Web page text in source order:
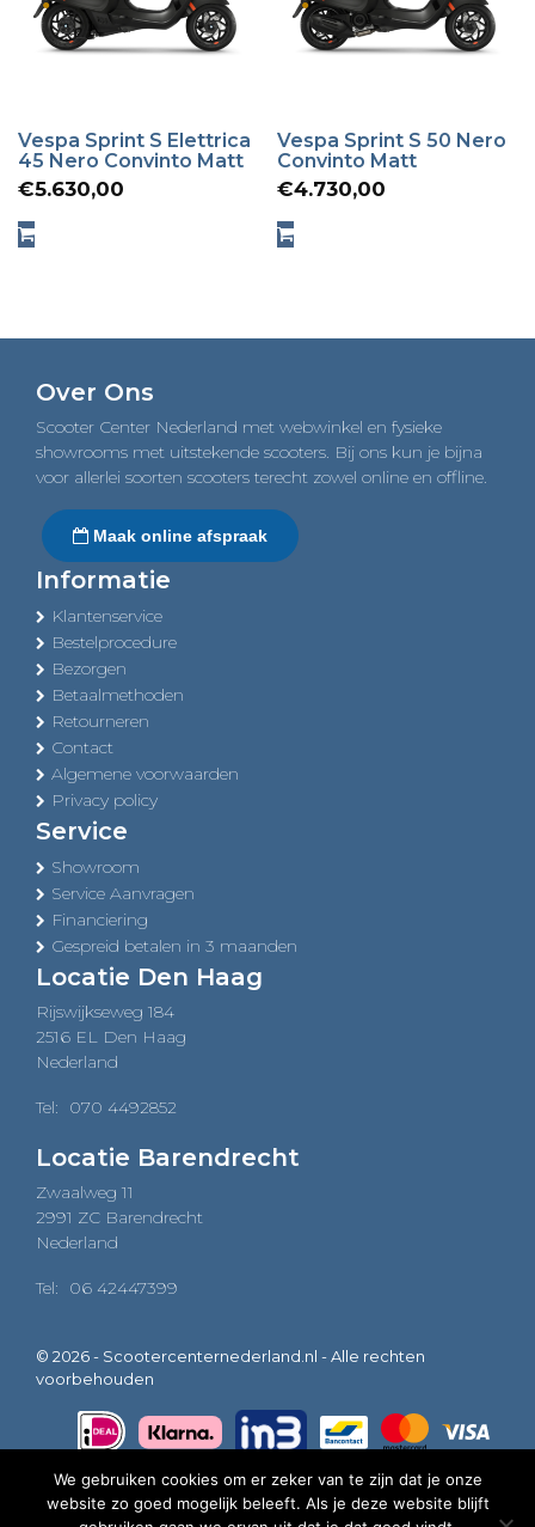
Vespa Sprint S Elettrica
45 Nero Convinto Matt
€5.630,00
Vespa Sprint S 50 Nero
Convinto Matt
€4.730,00
Over Ons
Scooter Center Nederland met webwinkel en fysieke
showrooms met uitstekende scooters. Bij ons kun je bijna
voor allerlei soorten scooters terecht zowel online en offline.
Maak online afspraak
Informatie
Klantenservice
Bestelprocedure
Bezorgen
Betaalmethoden
Retourneren
Contact
Algemene voorwaarden
Privacy policy
Service
Showroom
Service Aanvragen
Financiering
Gespreid betalen in 3 maanden
Locatie Den Haag
Rijswijkseweg 184
2516 EL Den Haag
Nederland
Tel: 070 4492852
Locatie Barendrecht
Zwaalweg 11
2991 ZC Barendrecht
Nederland
Tel: 06 42447399
© 2026 - Scootercenternederland.nl - Alle rechten
voorbehouden
We gebruiken cookies om er zeker van te zijn dat je onze
website zo goed mogelijk beleeft. Als je deze website blijft